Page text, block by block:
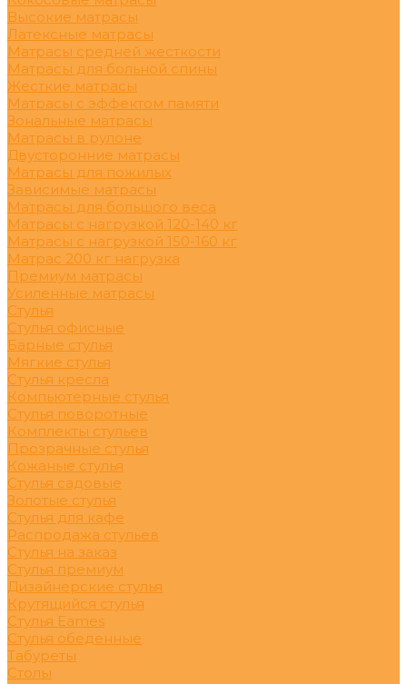
Высокие матрасы
Латексные матрасы
Матрасы средней жесткости
Матрасы для больной спины
Жесткие матрасы
Матрасы с эффектом памяти
Зональные матрасы
Матрасы в рулоне
Двусторонние матрасы
Матрасы для пожилых
Зависимые матрасы
Матрасы для большого веса
Матрасы с нагрузкой 120-140 кг
Матрасы с нагрузкой 150-160 кг
Матрас 200 кг нагрузка
Премиум матрасы
Усиленные матрасы
Стулья
Стулья офисные
Барные стулья
Мягкие стулья
Стулья кресла
Компьютерные стулья
Стулья поворотные
Комплекты стульев
Прозрачные стулья
Кожаные стулья
Стулья садовые
Золотые стулья
Стулья для кафе
Распродажа стульев
Стулья на заказ
Стулья премиум
Дизайнерские стулья
Крутящийся стулья
Стулья Eames
Стулья обеденные
Табуреты
Столы